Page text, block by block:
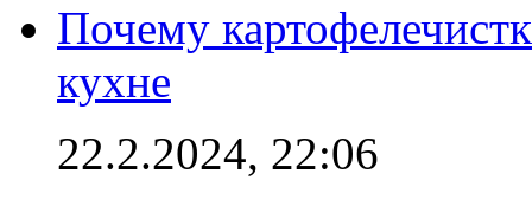
Почему
кухне
22.2.2024, 22:06